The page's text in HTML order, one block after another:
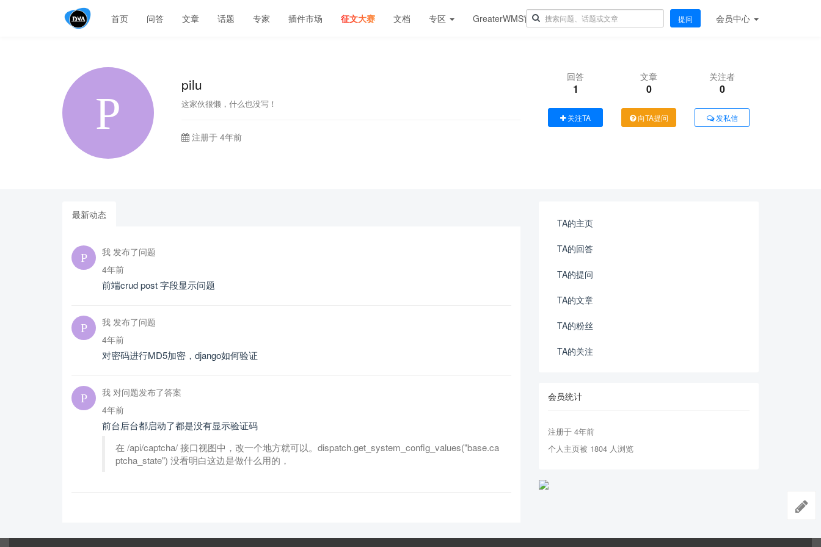
首页 问答 文章 话题 专家 插件市场 征文大赛 文档 专区 GreaterWMS官网 提问 会员中心
pilu
这家伙很懒，什么也没写！
注册于 4年前
回答
1
文章
0
关注者
0
关注TA 向TA提问 发私信
最新动态
我 发布了问题
4年前
前端crud post 字段显示问题
我 发布了问题
4年前
对密码进行MD5加密，django如何验证
我 对问题发布了答案
4年前
前台后台都启动了都是没有显示验证码
在 /api/captcha/ 接口视图中，改一个地方就可以。dispatch.get_system_config_values("base.ca
ptcha_state") 没看明白这边是做什么用的，
TA的主页
TA的回答
TA的提问
TA的文章
TA的粉丝
TA的关注
会员统计
注册于 4年前
个人主页被 1804 人浏览